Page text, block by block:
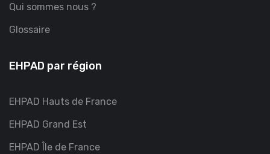
Qui sommes nous ?
Glossaire
EHPAD par région
EHPAD Hauts de France
EHPAD Grand Est
EHPAD Île de France